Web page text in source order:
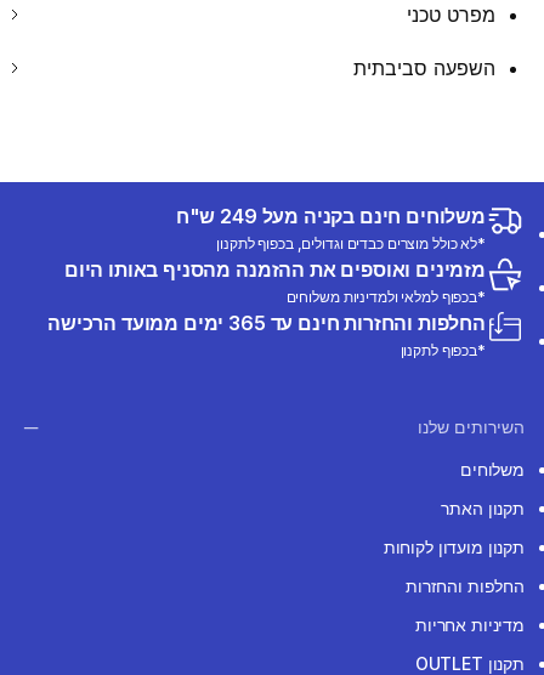
מפרט טכני
השפעה סביבתית
משלוחים חינם בקניה מעל 249 ש"ח
*לא כולל מוצרים כבדים וגדולים, בכפוף לתקנון
מזמינים ואוספים את ההזמנה מהסניף באותו היום
*בכפוף למלאי ולמדיניות משלוחים
החלפות והחזרות חינם עד 365 ימים ממועד הרכישה
*בכפוף לתקנון
השירותים שלנו
משלוחים
תקנון האתר
תקנון מועדון לקוחות
החלפות והחזרות
מדיניות אחריות
תקנון OUTLET